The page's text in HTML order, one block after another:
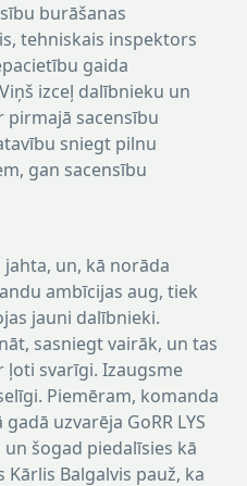
burāšanas
tehniskais inspektors
gaida
izceļ dalībnieku un
sacensību
sniegt pilnu
gan sacensību
un, kā norāda
ambīcijas aug, tiek
jauni dalībnieki.
sasniegt vairāk, un tas
ļoti svarīgi. Izaugsme
Piemēram, komanda
uzvarēja GoRR LYS
šogad piedalīsies kā
Balgalvis pauž, ka